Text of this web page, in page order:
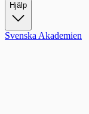
Hjälp
Svenska Akademien